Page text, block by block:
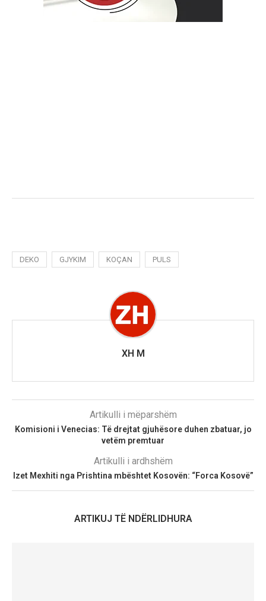
DEKO GJYKIM KOÇAN PULS
XH M
Artikulli i mëparshëm
Komisioni i Venecias: Të drejtat gjuhësore duhen zbatuar, jo
vetëm premtuar
Artikulli i ardhshëm
Izet Mexhiti nga Prishtina mbështet Kosovën: “Forca Kosovë”
ARTIKUJ TË NDËRLIDHURA